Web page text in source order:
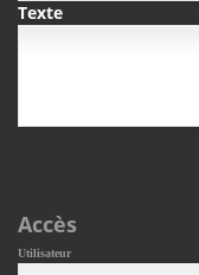
Texte
Accès
Utilisateur